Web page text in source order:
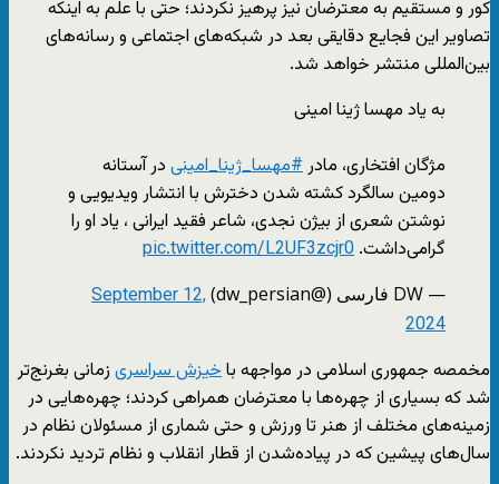
کور و مستقیم به معترضان نیز پرهیز نکردند؛ حتی با علم به اینکه
تصاویر این فجایع دقایقی بعد در شبکه‌های اجتماعی و رسانه‌های
بین‌المللی منتشر خواهد شد.
به یاد مهسا ژینا امینی
مژگان افتخاری، مادر#مهسا_ژینا_امینی در آستانه
دومین سالگرد کشته شدن دخترش با انتشار ویدیویی و
نوشتن شعری از بیژن نجدی، شاعر فقید ایرانی ، یاد او را
گرامی‌داشت. pic.twitter.com/L2UF3zcjr0
— DW فارسی (@dw_persian)
September 12,
2024
مخمصه جمهوری اسلامی در مواجهه باخیزش سراسری زمانی بغرنج‌تر
شد که بسیاری از چهره‌ها با معترضان همراهی کردند؛ چهره‌هایی در
زمینه‌های مختلف از هنر تا ورزش و حتی شماری از مسئولان نظام در
سال‌های پیشین که در پیاده‌شدن از قطار انقلاب و نظام تردید نکردند.